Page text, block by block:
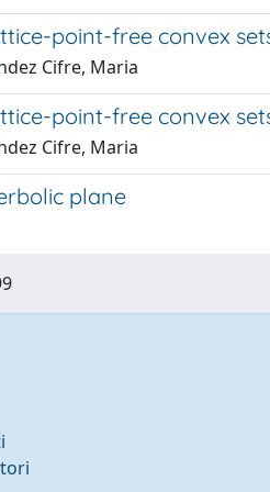
point-free convex
Cifre, Maria
point-free convex
Cifre, Maria
plane